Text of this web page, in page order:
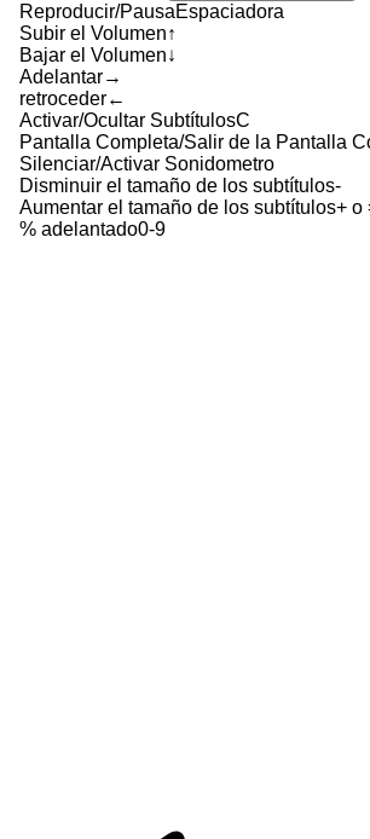
Reproducir/PausaEspaciadora
Subir el Volumen↑
Bajar el Volumen↓
Adelantar→
retroceder←
Activar/Ocultar SubtítulosC
Pantalla Completa/Salir de la Pantalla
Silenciar/Activar Sonidometro
Disminuir el tamaño de los subtítulos-
Aumentar el tamaño de los subtítulos+ o
% adelantado0-9